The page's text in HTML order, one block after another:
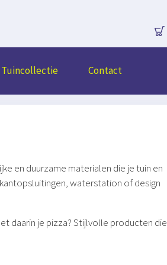
Tuincollectie Contact
en duurzame materialen die je tuin en
waterstation of design
daarin je pizza? Stijlvolle producten die